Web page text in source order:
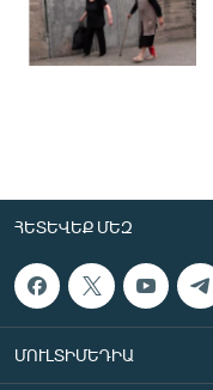
ՀԵՏԵՎԵՔ ՄԵԶ
ՄՈՒԼՏԻՄԵԴԻԱ